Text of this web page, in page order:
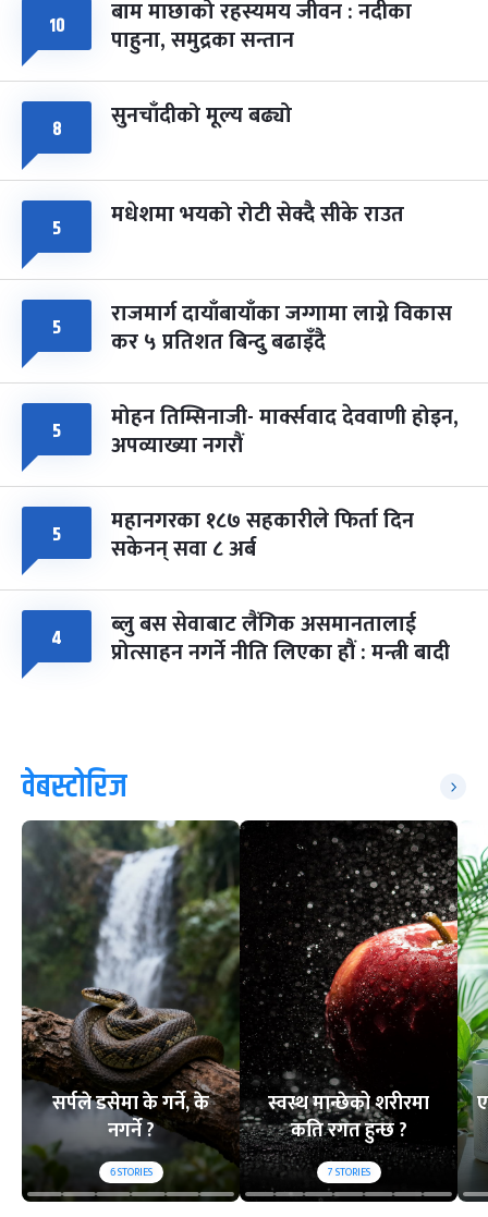
८ फागुपूर्णिमा
चैत्र ८, २०८३-Mar 22, 2027
७ महिना बाँकी
१० बाम माछाको रहस्यमय जीवन : नदीका
पाहुना, समुद्रका सन्तान
८ सुनचाँदीको मूल्य बढ्यो
५ मधेशमा भयको रोटी सेक्दै सीके राउत
५ राजमार्ग दायाँबायाँका जग्गामा लाग्ने विकास
कर ५ प्रतिशत बिन्दु बढाइँदै
५ मोहन तिम्सिनाजी- मार्क्सवाद देववाणी होइन,
अपव्याख्या नगरौं
५ महानगरका १८७ सहकारीले फिर्ता दिन
सकेनन् सवा ८ अर्ब
४ ब्लु बस सेवाबाट लैंगिक असमानतालाई
प्रोत्साहन नगर्ने नीति लिएका हौं : मन्त्री बादी
वेबस्टोरिज
सर्पले डसेमा के गर्ने, के
नगर्ने ?
6STORIES
स्वस्थ मान्छेको शरीरमा
कति रगत हुन्छ ?
7STORIES